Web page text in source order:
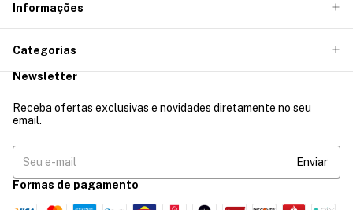
Informações
Categorias
Newsletter
Receba ofertas exclusivas e novidades diretamente no seu
email.
Formas de pagamento